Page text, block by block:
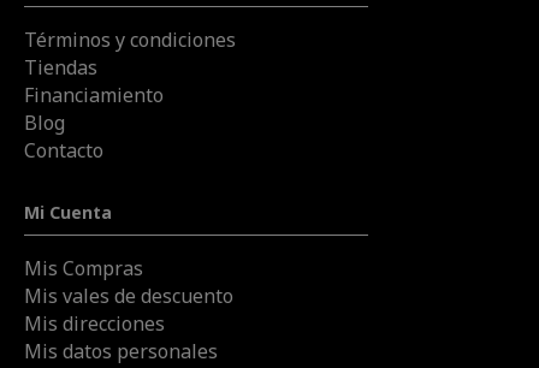
Términos y condiciones
Tiendas
Financiamiento
Blog
Contacto
Mi Cuenta
Mis Compras
Mis vales de descuento
Mis direcciones
Mis datos personales